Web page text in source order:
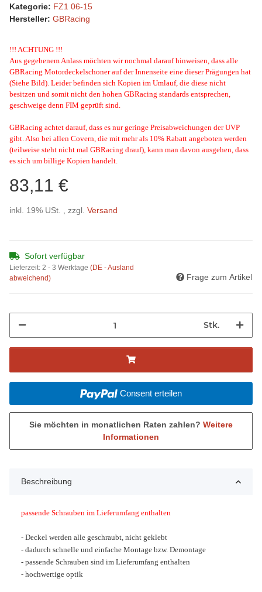
Kategorie: FZ1 06-15
Hersteller: GBRacing
!!! ACHTUNG !!!
Aus gegebenem Anlass möchten wir nochmal darauf hinweisen, dass alle
GBRacing Motordeckelschoner auf der Innenseite eine dieser Prägungen hat
(Siehe Bild). Leider befinden sich Kopien im Umlauf, die diese nicht
besitzen und somit nicht den hohen GBRacing standards entsprechen,
geschweige denn FIM geprüft sind.
GBRacing achtet darauf, dass es nur geringe Preisabweichungen der UVP
gibt. Also bei allen Covern, die mit mehr als 10% Rabatt angeboten werden
(teilweise steht nicht mal GBRacing drauf), kann man davon ausgehen, dass
es sich um billige Kopien handelt.
83,11 €
inkl. 19% USt. , zzgl. Versand
Sofort verfügbar
Lieferzeit: 2 - 3 Werktage (DE - Ausland
abweichend)
Frage zum Artikel
Stk.
Consent erteilen
Sie möchten in monatlichen Raten zahlen? Weitere
Informationen
Beschreibung
passende Schrauben im Lieferumfang enthalten
- Deckel werden alle geschraubt, nicht geklebt
- dadurch schnelle und einfache Montage bzw. Demontage
- passende Schrauben sind im Lieferumfang enthalten
- hochwertige optik